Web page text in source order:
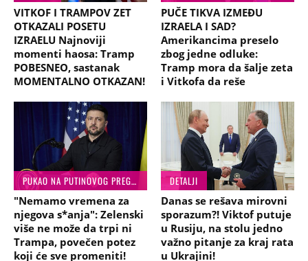
VITKOF I TRAMPOV ZET
OTKAZALI POSETU
IZRAELU Najnoviji
momenti haosa: Tramp
POBESNEO, sastanak
MOMENTALNO OTKAZAN!
PUČE TIKVA IZMEĐU
IZRAELA I SAD?
Amerikancima preselo
zbog jedne odluke:
Tramp mora da šalje zeta
i Vitkofa da reše
PUKAO NA PUTINOVOG PREGOVARAČA
"Nemamo vremena za
njegova s*anja": Zelenski
više ne može da trpi ni
Trampa, povečen potez
koji će sve promeniti!
DETALJI
Danas se rešava mirovni
sporazum?! Viktof putuje
u Rusiju, na stolu jedno
važno pitanje za kraj rata
u Ukrajini!